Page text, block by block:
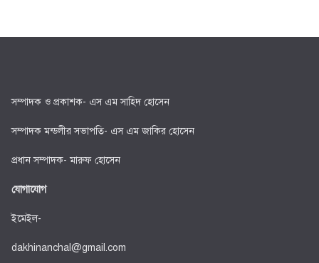
সম্পাদক ও প্রকাশক- এস এম সাহিদ হোসেন
সম্পাদক মন্ডলীর সভাপতি- এস এম জাকির হোসেন
প্রধান সম্পাদক- মারুফ হোসেন
যোগাযোগ
ইমেইল-
dakhinanchal@gmail.com